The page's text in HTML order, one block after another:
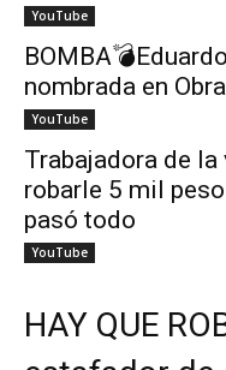
YouTube
nombrada en
YouTube
Trabajadora de
robarle 5 mil
pasó todo
YouTube
HAY QUE